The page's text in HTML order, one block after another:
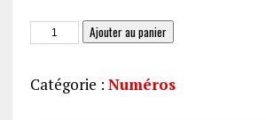
quantité
de
230
Ajouter au panier
Catégorie : Numéros